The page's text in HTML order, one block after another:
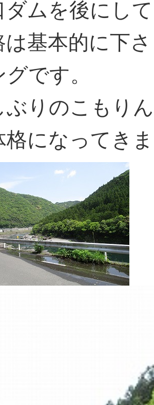
ダムを後にし
は基本的に下
グです。
ぶりのこもり
格になってき